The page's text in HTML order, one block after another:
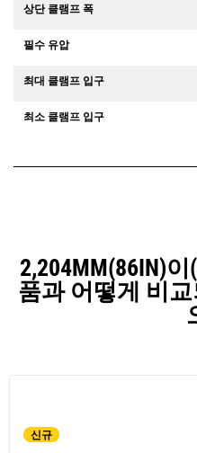
상단 클램프 폭
필수 유압
최대 클램프 입구
최소 클램프 입구
2,204MM(86IN)
품과 어떻게 비
신규